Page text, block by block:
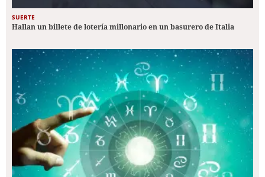
SUERTE
Hallan un billete de lotería millonario en un basurero de Italia